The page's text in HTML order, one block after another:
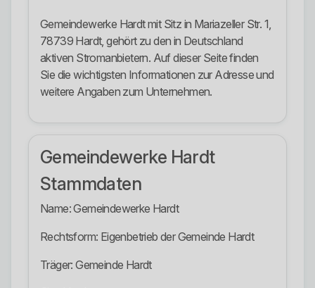
Gemeindewerke Hardt mit Sitz in Mariazeller Str. 1,
78739 Hardt, gehört zu den in Deutschland
aktiven Stromanbietern. Auf dieser Seite finden
Sie die wichtigsten Informationen zur Adresse und
weitere Angaben zum Unternehmen.
Gemeindewerke Hardt
Stammdaten
Name: Gemeindewerke Hardt
Rechtsform: Eigenbetrieb der Gemeinde Hardt
Träger: Gemeinde Hardt